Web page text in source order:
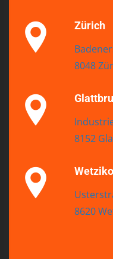
Zürich
8048
8152
8620